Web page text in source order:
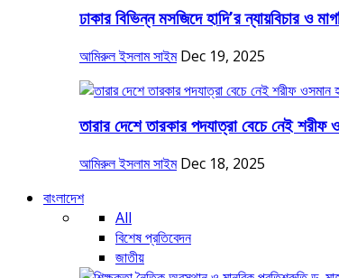
ঢাকার বিভিন্ন মসজিদে হাদি’র ন্যায়বিচার ও
আমিরুল ইসলাম সাইম Dec 19, 2025
তারার দেশে তারকার পদযাত্রা বেচে নেই শরীফ
আমিরুল ইসলাম সাইম Dec 18, 2025
বাংলাদেশ
All
বিশেষ প্রতিবেদন
জাতীয়